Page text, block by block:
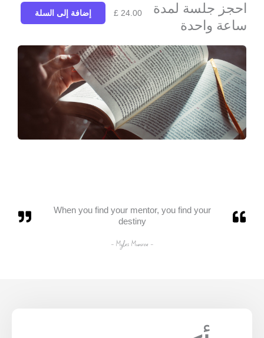
احجز جلسة لمدة
ساعة واحدة
£24.00 إضافة إلى السلة
When you find your mentor, you find your
destiny